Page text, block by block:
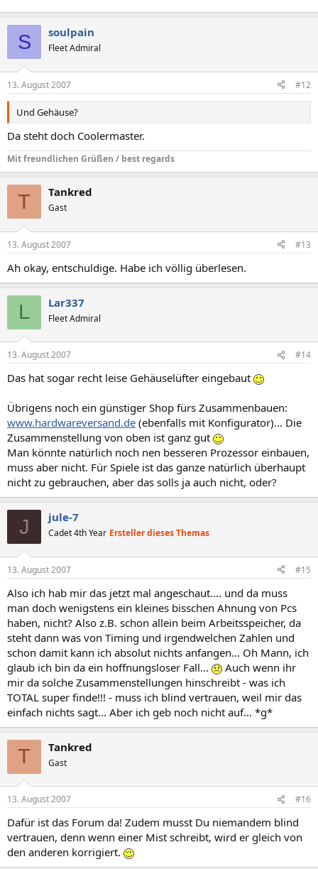
S soulpain
Fleet Admiral
13. August 2007 #12
Und Gehäuse?
Da steht doch Coolermaster.
Mit freundlichen Grüßen / best regards
T Tankred
Gast
13. August 2007 #13
Ah okay, entschuldige. Habe ich völlig überlesen.
L Lar337
Fleet Admiral
13. August 2007 #14
Das hat sogar recht leise Gehäuselüfter eingebaut
Übrigens noch ein günstiger Shop fürs Zusammenbauen:
www.hardwareversand.de (ebenfalls mit Konfigurator)... Die
Zusammenstellung von oben ist ganz gut
Man könnte natürlich noch nen besseren Prozessor einbauen,
muss aber nicht. Für Spiele ist das ganze natürlich überhaupt
nicht zu gebrauchen, aber das solls ja auch nicht, oder?
J jule-7
Cadet 4th Year Ersteller dieses Themas
13. August 2007 #15
Also ich hab mir das jetzt mal angeschaut.... und da muss
man doch wenigstens ein kleines bisschen Ahnung von Pcs
haben, nicht? Also z.B. schon allein beim Arbeitsspeicher, da
steht dann was von Timing und irgendwelchen Zahlen und
schon damit kann ich absolut nichts anfangen... Oh Mann, ich
glaub ich bin da ein hoffnungsloser Fall...
Auch wenn ihr
mir da solche Zusammenstellungen hinschreibt - was ich
TOTAL super finde!!! - muss ich blind vertrauen, weil mir das
einfach nichts sagt... Aber ich geb noch nicht auf... *g*
T Tankred
Gast
13. August 2007 #16
Dafür ist das Forum da! Zudem musst Du niemandem blind
vertrauen, denn wenn einer Mist schreibt, wird er gleich von
den anderen korrigiert.